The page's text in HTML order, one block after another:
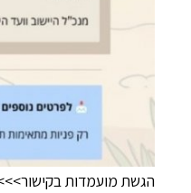
הגשת מועמדות